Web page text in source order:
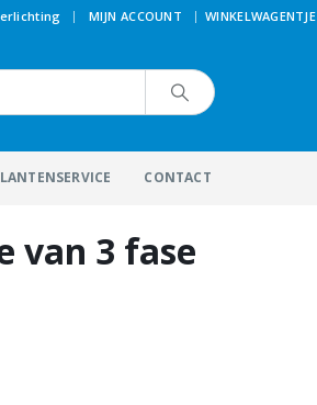
| MIJN ACCOUNT WINKELWAGENTJE
CONTACT
van 3 fase